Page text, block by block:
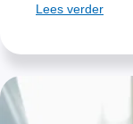
Lees verder